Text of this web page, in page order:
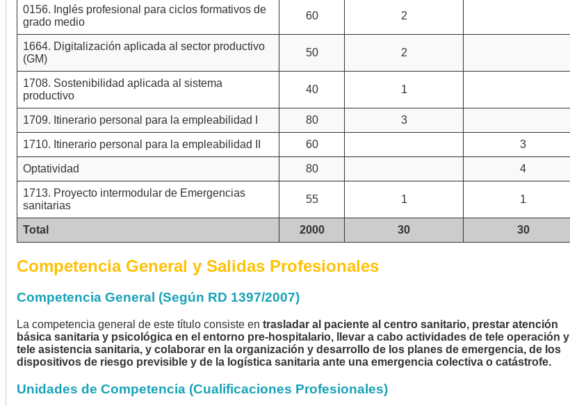
0156. Inglés profesional para ciclos formativos de
grado medio
60 2
1664. Digitalización aplicada al sector productivo
(GM)
50 2
1708. Sostenibilidad aplicada al sistema
productivo
40 1
1709. Itinerario personal para la empleabilidad I 80 3
1710. Itinerario personal para la empleabilidad II 60 3
Optatividad 80 4
1713. Proyecto intermodular de Emergencias
sanitarias
55 1 1
Total 2000 30 30
Competencia General y Salidas Profesionales
Competencia General (Según RD 1397/2007)
La competencia general de este título consiste en trasladar al paciente al centro sanitario, prestar atención
básica sanitaria y psicológica en el entorno pre-hospitalario, llevar a cabo actividades de tele operación y
tele asistencia sanitaria, y colaborar en la organización y desarrollo de los planes de emergencia, de los
dispositivos de riesgo previsible y de la logística sanitaria ante una emergencia colectiva o catástrofe.
Unidades de Competencia (Cualificaciones Profesionales)